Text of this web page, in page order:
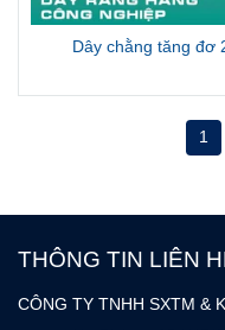
Dây chằng tăng đơ
1
THÔNG TIN LIÊN
CÔNG TY TNHH SXTM &